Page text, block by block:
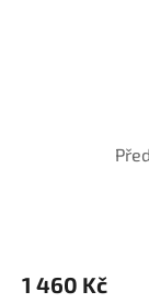
1 460 Kč